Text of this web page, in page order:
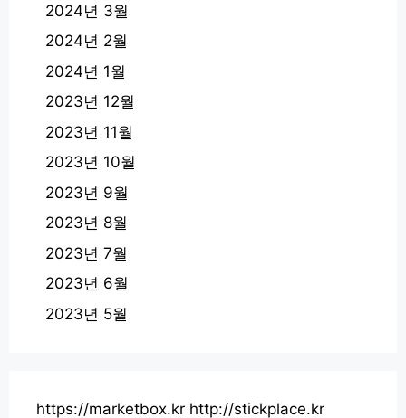
2024년 3월
2024년 2월
2024년 1월
2023년 12월
2023년 11월
2023년 10월
2023년 9월
2023년 8월
2023년 7월
2023년 6월
2023년 5월
https://marketbox.kr http://stickplace.kr